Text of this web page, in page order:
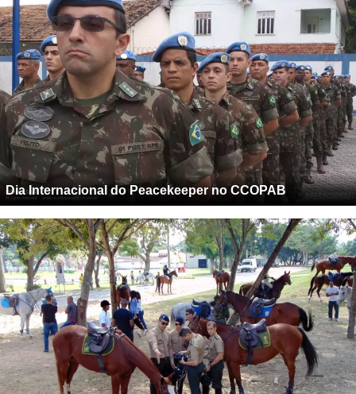
Dia Internacional do Peacekeeper no CCOPAB